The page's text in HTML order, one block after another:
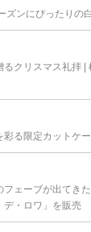
ズンにぴったりの
るクリスマス礼拝 |
彩る限定カットケ
ェーブが出てき
デ・ロワ」を販売